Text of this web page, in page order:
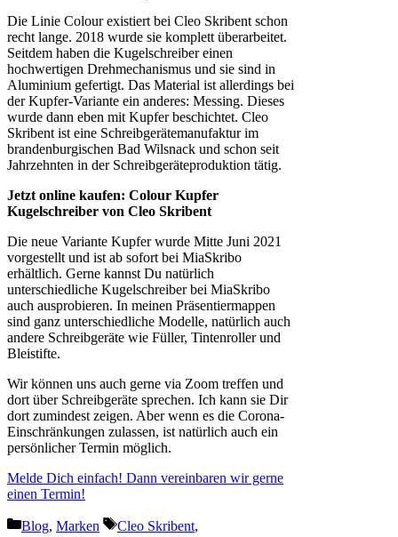
Die Linie Colour existiert bei Cleo Skribent schon
recht lange. 2018 wurde sie komplett überarbeitet.
Seitdem haben die Kugelschreiber einen
hochwertigen Drehmechanismus und sie sind in
Aluminium gefertigt. Das Material ist allerdings bei
der Kupfer-Variante ein anderes: Messing. Dieses
wurde dann eben mit Kupfer beschichtet. Cleo
Skribent ist eine Schreibgerätemanufaktur im
brandenburgischen Bad Wilsnack und schon seit
Jahrzehnten in der Schreibgeräteproduktion tätig.
Jetzt online kaufen: Colour Kupfer
Kugelschreiber von Cleo Skribent
Die neue Variante Kupfer wurde Mitte Juni 2021
vorgestellt und ist ab sofort bei MiaSkribo
erhältlich. Gerne kannst Du natürlich
unterschiedliche Kugelschreiber bei MiaSkribo
auch ausprobieren. In meinen Präsentiermappen
sind ganz unterschiedliche Modelle, natürlich auch
andere Schreibgeräte wie Füller, Tintenroller und
Bleistifte.
Wir können uns auch gerne via Zoom treffen und
dort über Schreibgeräte sprechen. Ich kann sie Dir
dort zumindest zeigen. Aber wenn es die Corona-
Einschränkungen zulassen, ist natürlich auch ein
persönlicher Termin möglich.
Melde Dich einfach! Dann vereinbaren wir gerne
einen Termin!
Kategorien
Blog, Marken Schlagwörter
Cleo Skribent,